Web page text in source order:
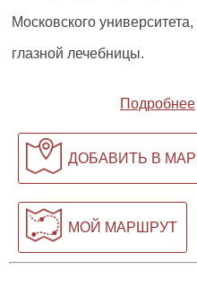
Московского
глазной лечебницы.
Подробнее
ДОБАВИТЬ В
МОЙ МАРШРУТ